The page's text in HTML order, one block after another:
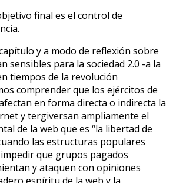
final es el control de
y a modo de reflexión sobre
sensibles para la sociedad 2.0 -a la
tiempos de la revolución
comprender que los ejércitos de
en forma directa o indirecta la
y tergiversan ampliamente el
de la web que es “la libertad de
las estructuras populares
que grupos pagados
y ataquen con opiniones